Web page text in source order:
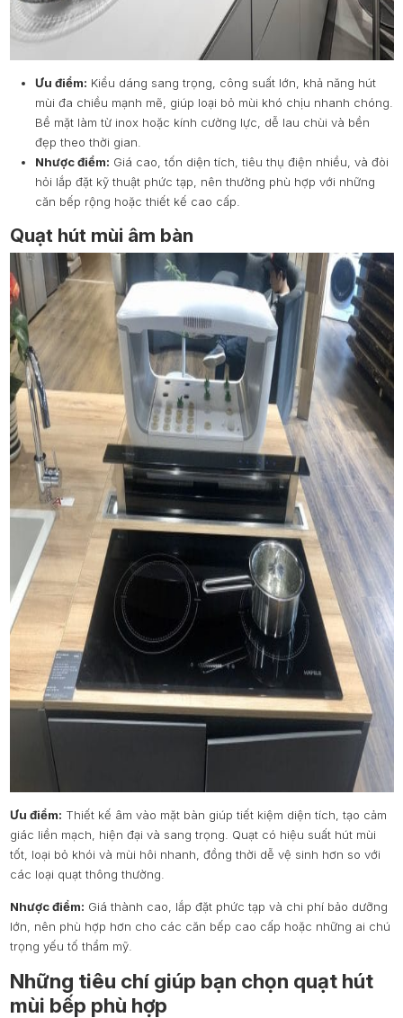
Ưu điểm: Kiểu dáng sang trọng, công suất lớn, khả năng hút
mùi đa chiều mạnh mẽ, giúp loại bỏ mùi khó chịu nhanh chóng.
Bề mặt làm từ inox hoặc kính cường lực, dễ lau chùi và bền
đẹp theo thời gian.
Nhược điểm: Giá cao, tốn diện tích, tiêu thụ điện nhiều, và đòi
hỏi lắp đặt kỹ thuật phức tạp, nên thường phù hợp với những
căn bếp rộng hoặc thiết kế cao cấp.
Quạt hút mùi âm bàn
Quạt hút mùi âm bàn là lựa chọn mới mẻ dành cho những
Ưu điểm: Thiết kế âm vào mặt bàn giúp tiết kiệm diện tích, tạo cảm
giác liền mạch, hiện đại và sang trọng. Quạt có hiệu suất hút mùi
tốt, loại bỏ khói và mùi hôi nhanh, đồng thời dễ vệ sinh hơn so với
các loại quạt thông thường.
Nhược điểm: Giá thành cao, lắp đặt phức tạp và chi phí bảo dưỡng
lớn, nên phù hợp hơn cho các căn bếp cao cấp hoặc những ai chú
trọng yếu tố thẩm mỹ.
Những tiêu chí giúp bạn chọn quạt hút
mùi bếp phù hợp